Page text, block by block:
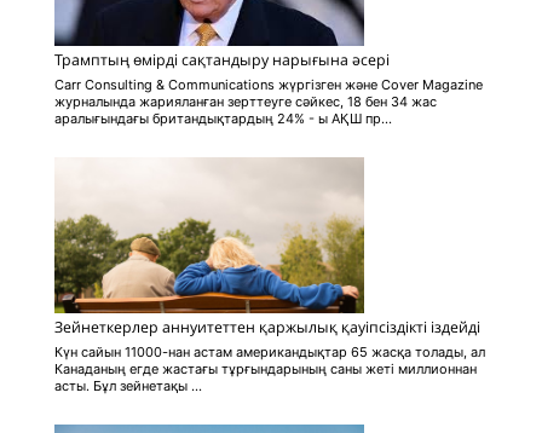
Трамптың өмірді сақтандыру нарығына әсері
Carr Consulting & Communications жүргізген және Cover Magazine
журналында жарияланған зерттеуге сәйкес, 18 бен 34 жас
аралығындағы британдықтардың 24% - ы АҚШ пр...
Зейнеткерлер аннуитеттен қаржылық қауіпсіздікті іздейді
Күн сайын 11000-нан астам американдықтар 65 жасқа толады, ал
Канаданың егде жастағы тұрғындарының саны жеті миллионнан
асты. Бұл зейнетақы ...